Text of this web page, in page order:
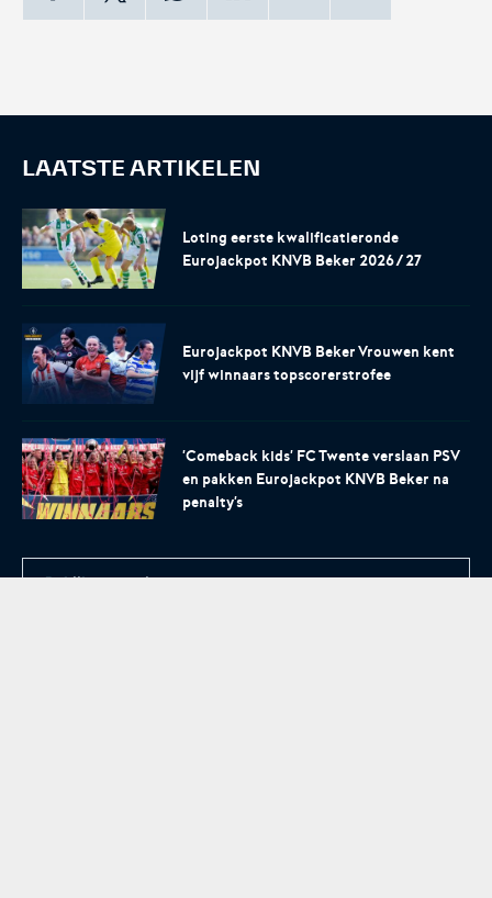
LAATSTE ARTIKELEN
Loting eerste kwalificatieronde
Eurojackpot KNVB Beker 2026/27
Eurojackpot KNVB Beker Vrouwen kent
vijf winnaars topscorerstrofee
'Comeback kids' FC Twente verslaan PSV
en pakken Eurojackpot KNVB Beker na
penalty's
Bekijk meer nieuws